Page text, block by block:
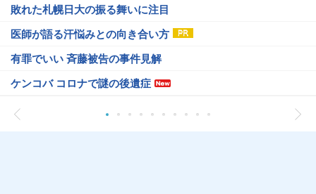
敗れた札幌日大の振る舞いに注目
医師が語る汗悩みとの向き合い方
有罪でいい 斉藤被告の事件見解
ケンコバ コロナで謎の後遺症